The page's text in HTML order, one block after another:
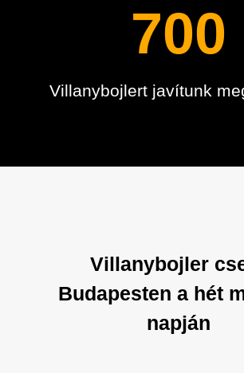
700
Villanybojlert javítunk
Villanybojler
Budapesten a hét
napján